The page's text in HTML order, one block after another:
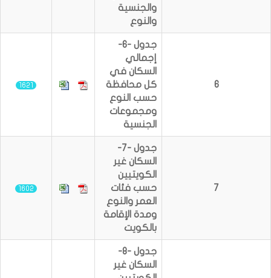
والجنسية
والنوع
6
جدول -6-
إجمالي
السكان في
كل محافظة
حسب النوع
ومجموعات
الجنسية
1621
7
جدول -7-
السكان غير
الكويتيين
حسب فئات
العمر والنوع
ومدة الإقامة
بالكويت
1602
جدول -8-
السكان غير